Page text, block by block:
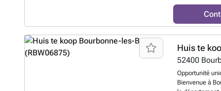
Huis te
52400
Opportunité
Bienvenue à